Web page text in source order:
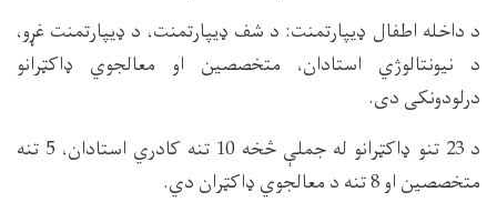
د داخله اطفال ډیپارتمنت: د شف ډیپارتمنت، د ډیپارتمنت غړو،
د نیونتالوژي استادان، متخصصین او معالجوي ډاکټرانو
درلودونکی دی.
د 23 تنو ډاکټرانو له جملې څخه 10 تنه کادري استادان، 5 تنه
متخصصین او 8 تنه د معالجوي ډاکټران دي.